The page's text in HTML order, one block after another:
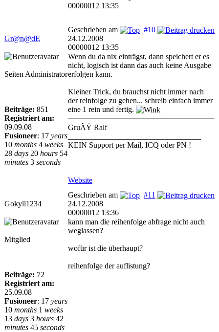
00000012 13:35
Gr@n@dE
#10
Geschrieben am
24.12.2008
00000012 13:35
Seiten Administrator
Beiträge: 851
Registriert am:
09.09.08
Fusioneer: 17 years
10 months 4 weeks
28 days 20 hours 54
minutes 3 seconds
Wenn du da nix einträgst, dann speichert er es
nicht, logisch ist dann das auch keine Ausgabe
erfolgen kann.
Kleiner Trick, du brauchst nicht immer nach
der reinfolge zu gehen... schreib einfach immer
eine 1 rein und fertig.
GruÃŸ Ralf
KEIN Support per Mail, ICQ oder PN !
Website
Gokyil1234
#11
Geschrieben am
24.12.2008
00000012 13:36
Mitglied
Beiträge: 72
Registriert am:
25.09.08
Fusioneer: 17 years
10 months 1 weeks
13 days 3 hours 42
minutes 45 seconds
kann man die reihenfolge abfrage nicht auch
weglassen?
wofür ist die überhaupt?
reihenfolge der auflistung?